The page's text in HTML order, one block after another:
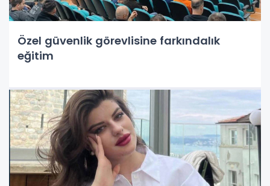
Özel güvenlik görevlisine farkındalık
eğitim